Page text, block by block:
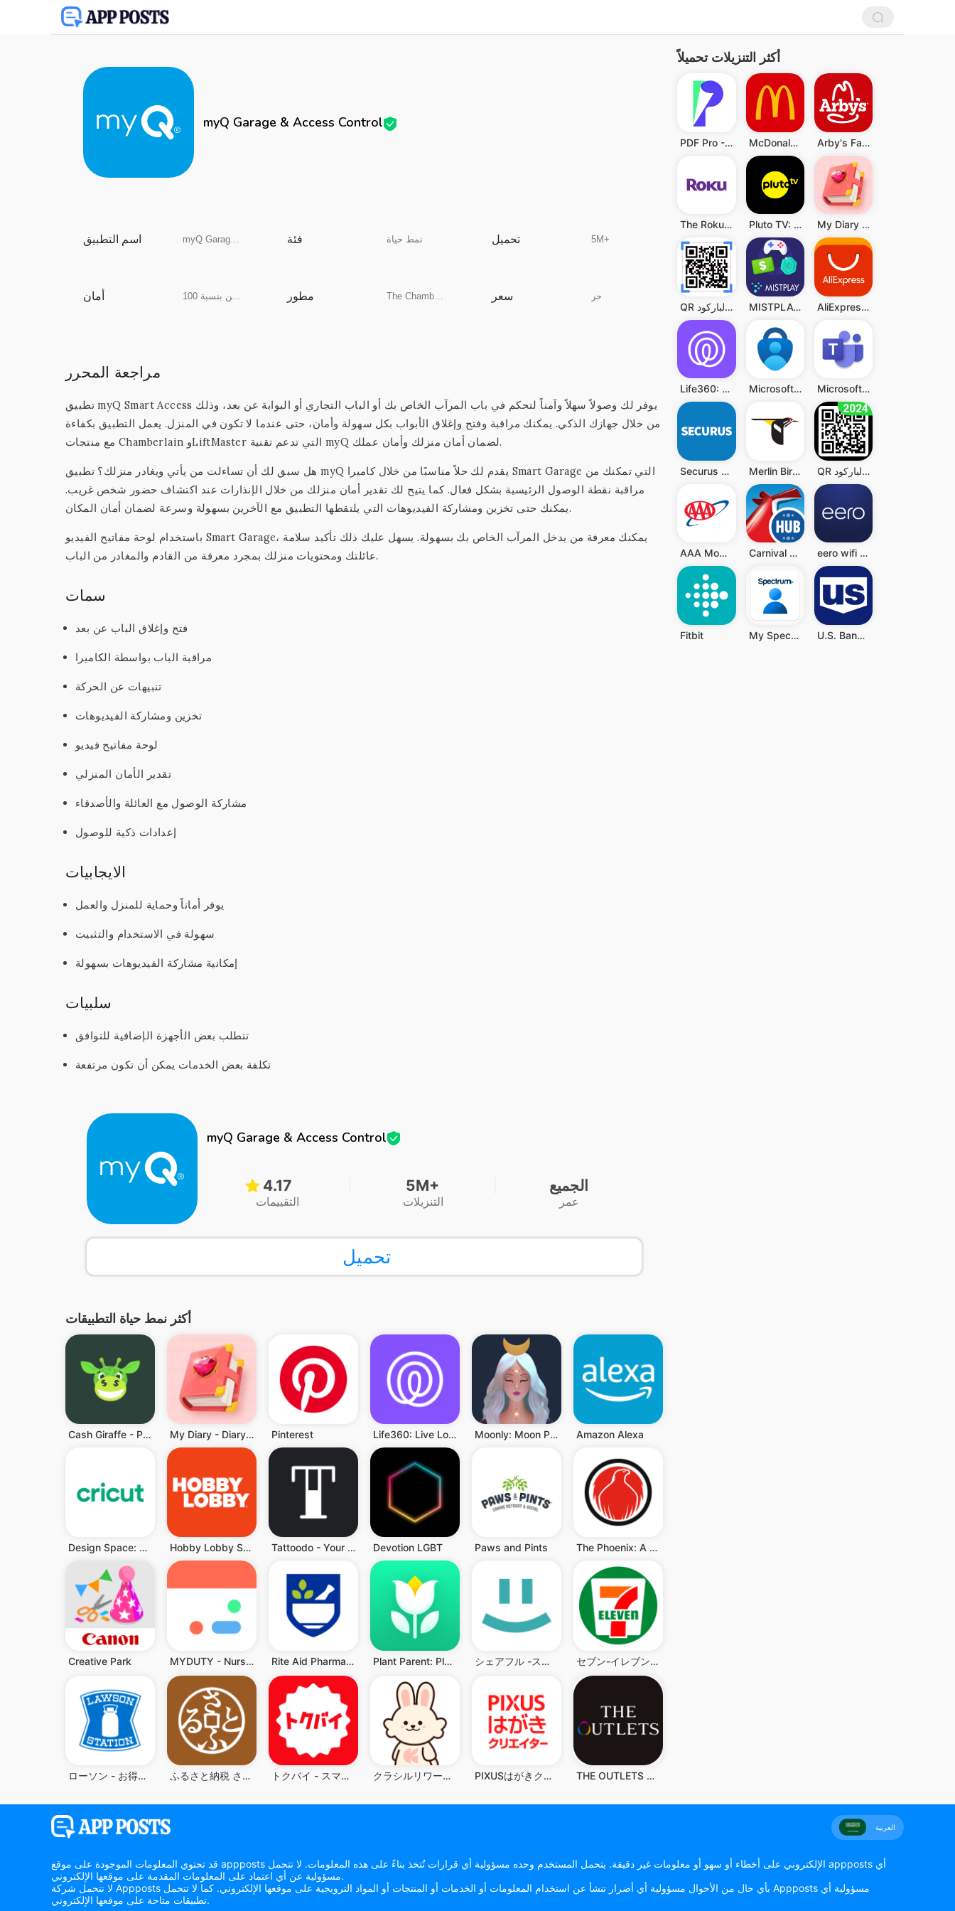
myQ Garage & Access Control
اسم التطبيق myQ Garage & Access Control فئة نمط حياة تحميل 5M+
أمان آمن بنسبة 100% مطور The Chamberlain Group LLC سعر حر
مراجعة المحرر
تطبيق myQ Smart Access يوفر لك وصولاً سهلاً وآمناً لتحكم في باب المرآب الخاص بك أو الباب التجاري أو البوابة عن بعد، وذلك
من خلال جهازك الذكي. يمكنك مراقبة وفتح وإغلاق الأبواب بكل سهولة وأمان، حتى عندما لا تكون في المنزل. يعمل التطبيق بكفاءة
مع منتجات Chamberlain وLiftMaster التي تدعم تقنية myQ لضمان أمان منزلك وأمان عملك.
هل سبق لك أن تساءلت من يأتي ويغادر منزلك؟ تطبيق myQ يقدم لك حلاً مناسبًا من خلال كاميرا Smart Garage التي تمكنك من
مراقبة نقطة الوصول الرئيسية بشكل فعال. كما يتيح لك تقدير أمان منزلك من خلال الإنذارات عند اكتشاف حضور شخص غريب.
يمكنك حتى تخزين ومشاركة الفيديوهات التي يلتقطها التطبيق مع الآخرين بسهولة وسرعة لضمان أمان المكان.
باستخدام لوحة مفاتيح الفيديو Smart Garage، يمكنك معرفة من يدخل المرآب الخاص بك بسهولة. يسهل عليك ذلك تأكيد سلامة
عائلتك ومحتويات منزلك بمجرد معرفة من القادم والمغادر من الباب.
سمات
فتح وإغلاق الباب عن بعد
مراقبة الباب بواسطة الكاميرا
تنبيهات عن الحركة
تخزين ومشاركة الفيديوهات
لوحة مفاتيح فيديو
تقدير الأمان المنزلي
مشاركة الوصول مع العائلة والأصدقاء
إعدادات ذكية للوصول
الايجابيات
يوفر أماناً وحماية للمنزل والعمل
سهولة في الاستخدام والتثبيت
إمكانية مشاركة الفيديوهات بسهولة
سلبيات
تتطلب بعض الأجهزة الإضافية للتوافق
تكلفة بعض الخدمات يمكن أن تكون مرتفعة
myQ Garage & Access Control
4.17
التقييمات
5M+
التنزيلات
الجميع
عمر
تحميل
أكثر نمط حياة التطبيقات
Cash Giraffe - Play and earn My Diary - Diary With Lock Pinterest Life360: Live Location Sharing Moonly: Moon Phases & Calendar Amazon Alexa
Design Space: DIY with Cricut Hobby Lobby Stores Tattoodo - Your Next Tattoo Devotion LGBT Paws and Pints The Phoenix: A sober community
Creative Park MYDUTY - Nurse Calendar&Alarm Rite Aid Pharmacy Plant Parent: Plant Care Guide シェアフル -スキマバイトアプリ・単発日払い求人をすぐ探せる セブン-イレブンアプリ
ローソン - お得なクーポンやポイントが貯まる ふるさと納税 さとふる トクバイ - スマート節約！チラシでお得にお買い物 クラシルリワード-移動・チラシ・レシートでポイントがたまる PIXUSはがきクリエイター THE OUTLETS アプリ(ジ アウトレット アプリ)
أكثر التنزيلات تحميلاً
PDF Pro - Reader & Maker McDonald's Arby's Fast Food Sandwiches
The Roku App (Official) Pluto TV: Watch Free Movies/TV My Diary - Diary With Lock
QR قارئ رمز & قارئ الباركود MISTPLAY: Play to Earn Money AliExpress:تسوق عبر الإنترنت
Life360: Live Location Sharing Microsoft Authenticator Microsoft Teams
Securus Mobile Merlin Bird ID by Cornell Lab QR قارئ رمز - قارئ الباركود QR
AAA Mobile Carnival HUB eero wifi system
Fitbit My Spectrum U.S. Bank Mobile Banking
العربية
قد تحتوي المعلومات الموجودة على موقع appposts الإلكتروني على أخطاء أو سهو أو معلومات غير دقيقة. يتحمل المستخدم وحده مسؤولية أي قرارات تُتخذ بناءً على هذه المعلومات. لا تتحمل appposts أي
مسؤولية عن أي اعتماد على المعلومات المقدمة على موقعها الإلكتروني.
لا تتحمل شركة Appposts بأي حال من الأحوال مسؤولية أي أضرار تنشأ عن استخدام المعلومات أو الخدمات أو المنتجات أو المواد الترويجية على موقعها الإلكتروني. كما لا تتحمل Appposts مسؤولية أي
تطبيقات متاحة على موقعها الإلكتروني.